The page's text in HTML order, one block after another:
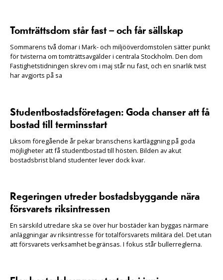
Tomträttsdom står fast – och får sällskap
Sommarens två domar i Mark- och miljööverdomstolen sätter punkt
för tvisterna om tomträttsavgälder i centrala Stockholm. Den dom
Fastighetstidningen skrev om i maj står nu fast, och en snarlik tvist
har avgjorts på sa
Studentbostadsföretagen: Goda chanser att få
bostad till terminsstart
Liksom föregående år pekar branschens kartläggning på goda
möjligheter att få studentbostad till hösten. Bilden av akut
bostadsbrist bland studenter lever dock kvar.
Regeringen utreder bostadsbyggande nära
försvarets riksintressen
En särskild utredare ska se över hur bostäder kan byggas närmare
anläggningar av riksintresse för totalförsvarets militära del. Det utan
att försvarets verksamhet begränsas. I fokus står bullerreglerna.